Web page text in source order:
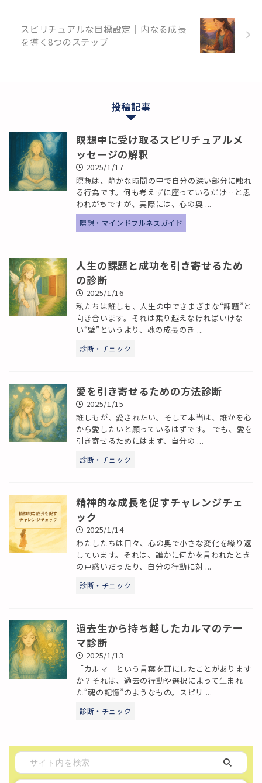
スピリチュアルな目標設定｜内なる成長
を導く8つのステップ
投稿記事
瞑想中に受け取るスピリチュアルメ
ッセージの解釈
2025/1/17
瞑想は、静かな時間の中で自分の深い部分に触れ
る行為です。何も考えずに座っているだけ…と思
われがちですが、実際には、心の奥 ...
瞑想・マインドフルネスガイド
人生の課題と成功を引き寄せるため
の診断
2025/1/16
私たちは誰しも、人生の中でさまざまな“課題”と
向き合います。それは乗り越えなければいけな
い“壁”というより、魂の成長のき ...
診断・チェック
愛を引き寄せるための方法診断
2025/1/15
誰しもが、愛されたい。そして本当は、誰かを心
から愛したいと願っているはずです。 でも、愛を
引き寄せるためにはまず、自分の ...
診断・チェック
精神的な成長を促すチャレンジチェ
ック
2025/1/14
わたしたちは日々、心の奥で小さな変化を繰り返
しています。それは、誰かに何かを言われたとき
の戸惑いだったり、自分の行動に対 ...
診断・チェック
過去生から持ち越したカルマのテー
マ診断
2025/1/13
「カルマ」という言葉を耳にしたことがあります
か？それは、過去の行動や選択によって生まれ
た“魂の記憶”のようなもの。スピリ ...
診断・チェック